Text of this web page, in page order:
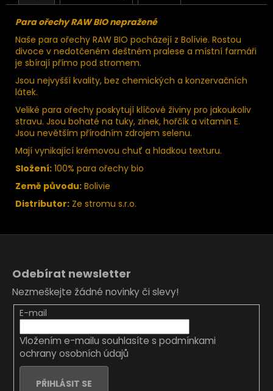
Para ořechy RAW BIO nepražené
Naše para ořechy RAW BIO pocházejí z Bolívie. Rostou
divoce v nedotčeném deštném pralese a místní farmáři
je sbírají přímo pod stromem.
Jsou nejvyšší kvality, bez chemických a konzervačních
látek.
Veliké para ořechy poskytují klíčové živiny pro jakoukoliv
stravu. Jsou bohaté na tuky, zinek, hořčík a vitamin E.
Jsou nevětším přírodním zdrojem selenu.
Mají vynikající krémovou chuť a hladkou texturu.
Složení: 100% para ořechy bio
Země původu: Bolivie
Distributor: Ze stromu s.r.o.
129
Kč
Kč
Odebírat newsletter
Nezmeškejte žádné novinky či slevy!
E-mail
Vložením e-mailu souhlasíte s podmínkami
ochrany osobních údajů
PŘIHLÁSIT SE